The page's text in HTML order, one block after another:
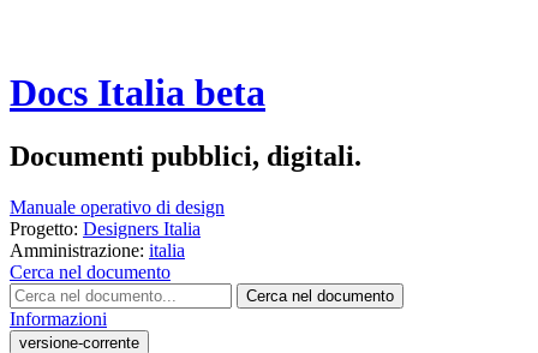
Docs Italia beta
Documenti pubblici, digitali.
Manuale operativo di design
Progetto: Designers Italia
Amministrazione: italia
Cerca nel documento
Cerca nel documento
Informazioni
versione-corrente